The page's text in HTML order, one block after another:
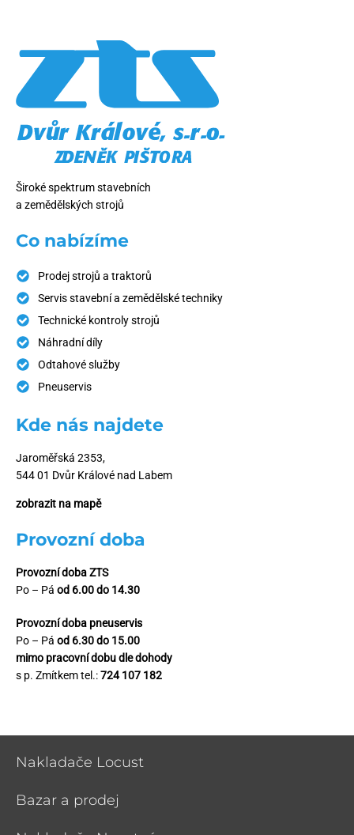
Široké spektrum stavebních
a zemědělských strojů
Co nabízíme
Prodej strojů a traktorů
Servis stavební a zemědělské techniky
Technické kontroly strojů
Náhradní díly
Odtahové služby
Pneuservis
Kde nás najdete
Jaroměřská 2353,
544 01 Dvůr Králové nad Labem
zobrazit na mapě
Provozní doba
Provozní doba ZTS
Po – Pá od 6.00 do 14.30
Provozní doba pneuservis
Po – Pá od 6.30 do 15.00
mimo pracovní dobu dle dohody
s p. Zmítkem tel.:724 107 182
Nakladače Locust
Bazar a prodej